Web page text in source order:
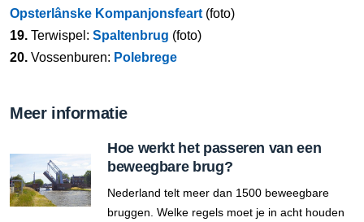
Opsterlânske Kompanjonsfeart (foto)
19. Terwispel: Spaltenbrug (foto)
20. Vossenburen: Polebrege
Meer informatie
Hoe werkt het passeren van een
beweegbare brug?
Nederland telt meer dan 1500 beweegbare
bruggen. Welke regels moet je in acht houden